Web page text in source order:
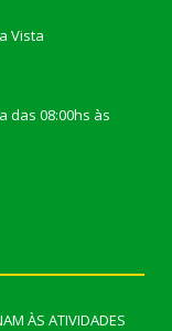
Vista
das 08:00hs às
ÀS ATIVIDADES